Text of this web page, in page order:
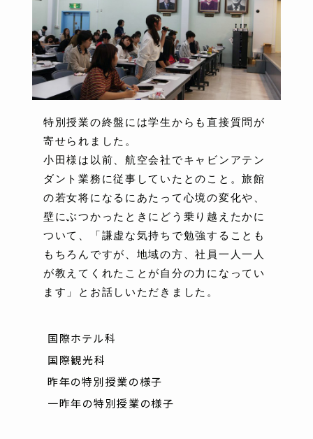
特別授業の終盤には学生からも直接質問が
寄せられました。
小田様は以前、航空会社でキャビンアテン
ダント業務に従事していたとのこと。旅館
の若女将になるにあたって心境の変化や、
壁にぶつかったときにどう乗り越えたかに
ついて、「謙虚な気持ちで勉強することも
もちろんですが、地域の方、社員一人一人
が教えてくれたことが自分の力になってい
ます」とお話しいただきました。
国際ホテル科
国際観光科
昨年の特別授業の様子
一昨年の特別授業の様子